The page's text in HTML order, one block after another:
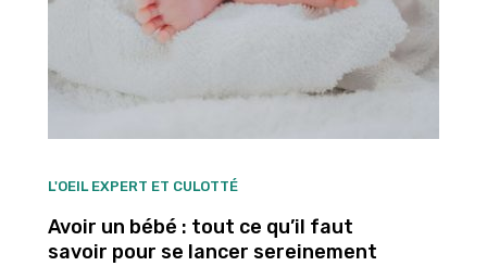
L'OEIL EXPERT ET CULOTTÉ
Avoir un bébé : tout ce qu’il faut
savoir pour se lancer sereinement